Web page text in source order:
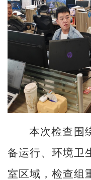
本次检查围
备运行、环境卫
室区域，检查组